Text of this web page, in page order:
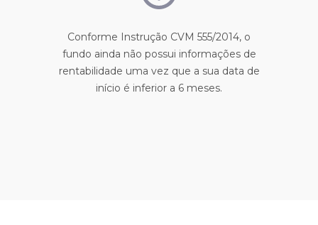
Conforme Instrução CVM 555/2014, o
fundo ainda não possui informações de
rentabilidade uma vez que a sua data de
início é inferior a 6 meses.